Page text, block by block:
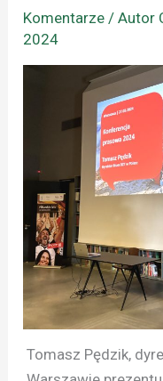
Komentarze / Autor
2024
Tomasz Pędzik,